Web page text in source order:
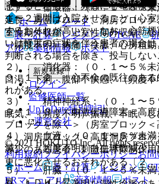
意するとともに、頻回に心電図検
１〜２週間は入院させること（心
するおそれが高い）。なお、心筋
いは軽度の症状を伴う患者の場合
判断される場合を除き、投与しない
９．１．２． 心不全の既往のある
れがある。
９．１．３． 刺激伝導障害＜高度
ブロックを除く＞（房室ブロック＜
＞、洞房ブロック＜高度洞房ブロ
等）のある患者：刺激伝導抑制作
更に悪化させるおそれがある〔２
１）． 循環器：（０．１〜５％未
延長、房室ブロック、洞房ブロッ
室性期外収縮、上室性期外収縮、
（頻度不明）胸痛、徐脈、心房粗
２）． 消化器：（０．１〜５％未
口渇、下痢、腹部不快感、（頻度
３）． 精神神経系：（０．１〜５
眠気、（頻度不明）振戦、不眠、し
４）． 血液：（０．１〜５％未満
減少、（頻度不明）白血球数減少、
５）． 肝臓：（０．１〜５％未満
ホーム
ノート
表・計算
レジメン CTCAE
アル
薬剤情報 ポスト
新規登録
ログイン
監修医師一覧
UpToDate特別割引
運営会社
© 2021 HOKUTO Inc. All rights
利用規約プライバシーポリシーお問
ホーム
表・計算 レジメン
ERマニュアル
薬剤情報 ポスト